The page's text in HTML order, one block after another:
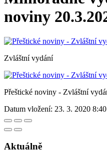
noviny
Zvláštní vydání
Přeštické noviny - Zvláštní
Datum vložení: 23. 3. 2020 8:40
Aktuálně